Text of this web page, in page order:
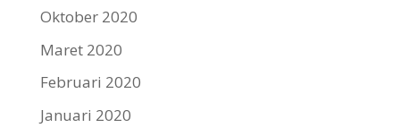
Oktober 2020
Maret 2020
Februari 2020
Januari 2020